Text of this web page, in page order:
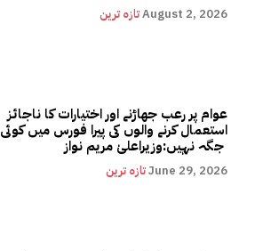
تازہ ترینAugust 2, 2026
عوام پر رعب جھاڑنے اور اختیارات کا ناجائز
استعمال کرنے والوں کی پیرا فورس میں کوئی
تازہ ترینJune 29, 2026